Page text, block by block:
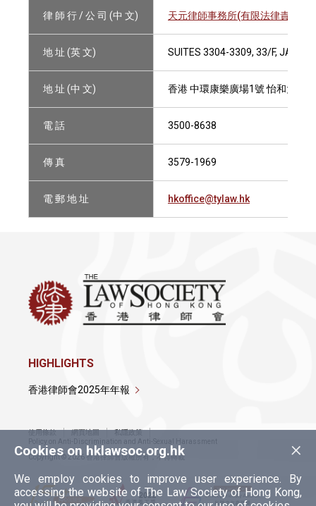
律 師 行 / 公 司 (中 文) 天元律師事務所(有限法律責任合
地 址 (英 文) SUITES 3304-3309, 33/F,
地 址 (中 文) 香港 中環康樂廣場1號 怡和大廈
電 話 3500-8638
傳 真 3579-1969
電 郵 地 址 hkoffice@tylaw.hk
×
Cookies on hklawsoc.org.hk
We employ cookies to improve user experience. By
accessing the website of The Law Society of Hong Kong,
HIGHLIGHTS
香港律師會2025年年報
使用條款 網頁地圖
私隱政策
Policy on Anti-Discrimination and Anti-Sexual Harassment
Copyright © 2026 香港律師會版權所有，不得轉載